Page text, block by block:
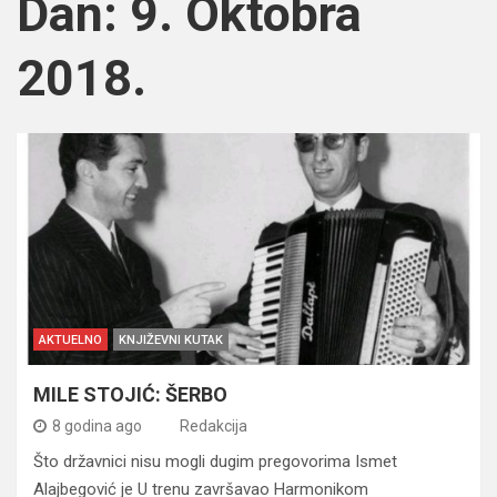
Dan: 9. Oktobra
2018.
AKTUELNO KNJIŽEVNI KUTAK
MILE STOJIĆ: ŠERBO
8 godina ago Redakcija
Što državnici nisu mogli dugim pregovorima Ismet
Alajbegović je U trenu završavao Harmonikom